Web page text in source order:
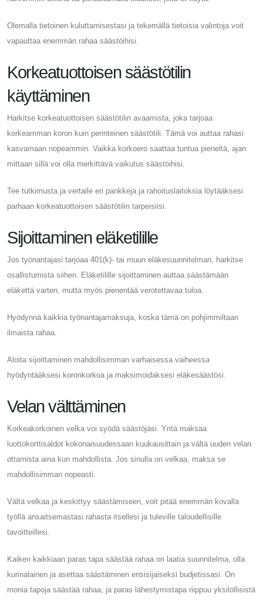
Olemalla tietoinen kuluttamisestasi ja tekemällä tietoisia valintoja voit
vapauttaa enemmän rahaa säästöihisi.
Korkeatuottoisen säästötilin
käyttäminen
Harkitse korkeatuottoisen säästötilin avaamista, joka tarjoaa
korkeamman koron kuin perinteinen säästötili. Tämä voi auttaa rahasi
kasvamaan nopeammin. Vaikka korkoero saattaa tuntua pieneltä, ajan
mittaan sillä voi olla merkittävä vaikutus säästöihisi.
Tee tutkimusta ja vertaile eri pankkeja ja rahoituslaitoksia löytääksesi
parhaan korkeatuottoisen säästötilin tarpeisiisi.
Sijoittaminen eläketilille
Jos työnantajasi tarjoaa 401(k)- tai muun eläkesuunnitelman, harkitse
osallistumista siihen. Eläketilille sijoittaminen auttaa säästämään
eläkettä varten, mutta myös pienentää verotettavaa tuloa.
Hyödynnä kaikkia työnantajamaksuja, koska tämä on pohjimmiltaan
ilmaista rahaa.
Aloita sijoittaminen mahdollisimman varhaisessa vaiheessa
hyödyntääksesi koronkorkoa ja maksimoidaksesi eläkesäästösi.
Velan välttäminen
Korkeakorkoinen velka voi syödä säästöjäsi. Yritä maksaa
luottokorttisaldot kokonaisuudessaan kuukausittain ja vältä uuden velan
ottamista aina kun mahdollista. Jos sinulla on velkaa, maksa se
mahdollisimman nopeasti.
Vältä velkaa ja keskittyy säästämiseen, voit pitää enemmän kovalla
työllä ansaitsemastasi rahasta itsellesi ja tuleville taloudellisille
tavoitteillesi.
Kaiken kaikkiaan paras tapa säästää rahaa on laatia suunnitelma, olla
kurinalainen ja asettaa säästäminen ensisijaiseksi budjetissasi. On
monia tapoja säästää rahaa, ja paras lähestymistapa riippuu yksilöllisistä